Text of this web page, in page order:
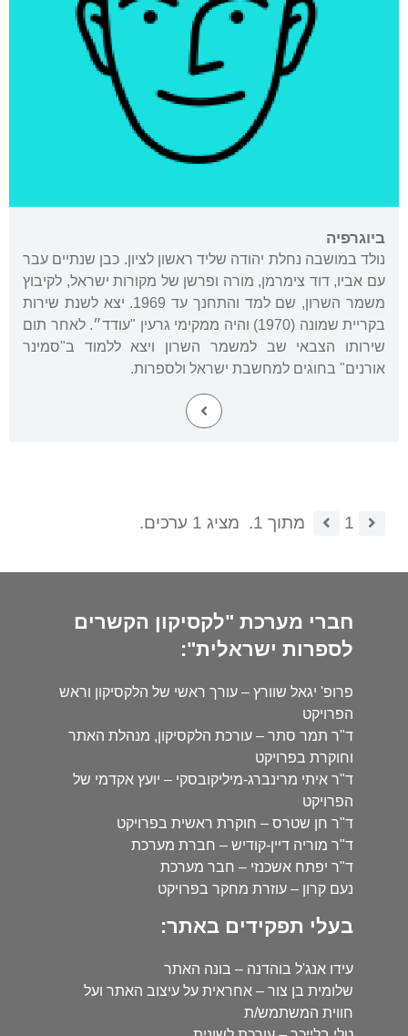
ביוגרפיה
נולד במושבה נחלת יהודה שליד ראשון לציון. כבן שנתיים עבר
עם אביו, דוד צימרמן, מורה ופרשן של מקורות ישראל, לקיבוץ
משמר השרון, שם למד והתחנך עד 1969. יצא לשנת שירות
בקריית שמונה (1970) והיה ממקימי גרעין "עודד״. לאחר תום
שירותו הצבאי שב למשמר השרון ויצא ללמוד ב"סמינר
אורנים" בחוגים למחשבת ישראל ולספרות.
1 מתוך 1. מציג 1 ערכים.
חברי מערכת "לקסיקון הקשרים
לספרות ישראלית":
פרופ' יגאל שוורץ – עורך ראשי של הלקסיקון וראש
הפרויקט
ד"ר תמר סתר – עורכת הלקסיקון, מנהלת האתר
וחוקרת בפרויקט
ד"ר איתי מרינברג-מיליקובסקי – יועץ אקדמי של
הפרויקט
ד"ר חן שטרס – חוקרת ראשית בפרויקט
ד"ר מוריה דיין-קודיש – חברת מערכת
ד"ר יפתח אשכנזי – חבר מערכת
נעם קרון – עוזרת מחקר בפרויקט
בעלי תפקידים באתר:
עידו אנג'ל בוהדנה – בונה האתר
שלומית בן צור – אחראית על עיצוב האתר ועל
חווית המשתמש/ת